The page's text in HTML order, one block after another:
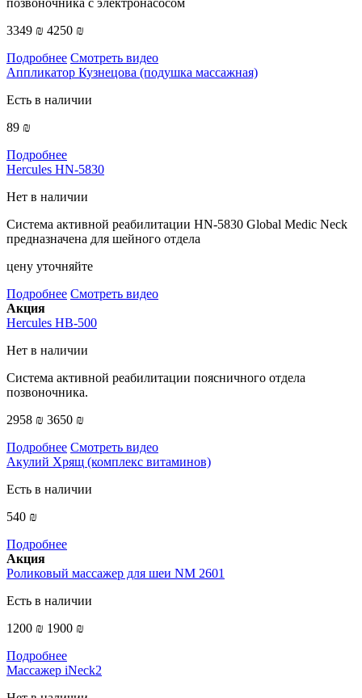
3349 ₪ 4250 ₪
Подробнее Смотреть видео
Аппликатор Кузнецова (подушка массажная)
Есть в наличии
89 ₪
Подробнее
Hercules HN-5830
Нет в наличии
Система активной реабилитации HN-5830 Global Medic Neck
предназначена для шейного отдела
цену уточняйте
Подробнее Смотреть видео
Акция
Hercules HB-500
Нет в наличии
Система активной реабилитации поясничного отдела
позвоночника.
2958 ₪ 3650 ₪
Подробнее Смотреть видео
Акулий Хрящ (комплекс витаминов)
Есть в наличии
540 ₪
Подробнее
Акция
Роликовый массажер для шеи NM 2601
Есть в наличии
1200 ₪ 1900 ₪
Подробнее
Массажер iNeck2